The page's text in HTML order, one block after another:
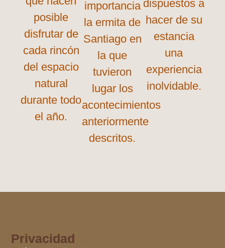
posible
disfrutar de
cada rincón
del espacio
natural
durante todo
el año.
importancia
la ermita de
Santiago en
la que
tuvieron
lugar los
acontecimientos
anteriormente
descritos.
dispuestos a
hacer de su
estancia
una
experiencia
inolvidable.
Privacidad